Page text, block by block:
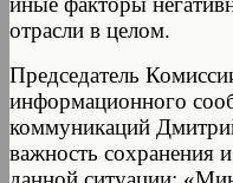
отрасли в целом.
Председатель
информационного
коммуникаций
важность сохранения